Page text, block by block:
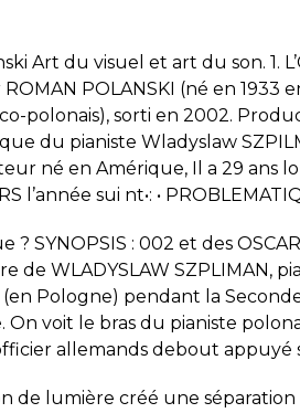
Art du visuel et art du son. 1.
POLANSKI (né en 1933
polonais), sorti en 2002.
du pianiste Wladyslaw
né en Amérique, Il a 29 ans
l’année sui nt•: •
SYNOPSIS : 002 et des
de WLADYSLAW SZPLIMAN,
(en Pologne) pendant la
On voit le bras du pianiste
allemands debout appuyé
de lumière créé une